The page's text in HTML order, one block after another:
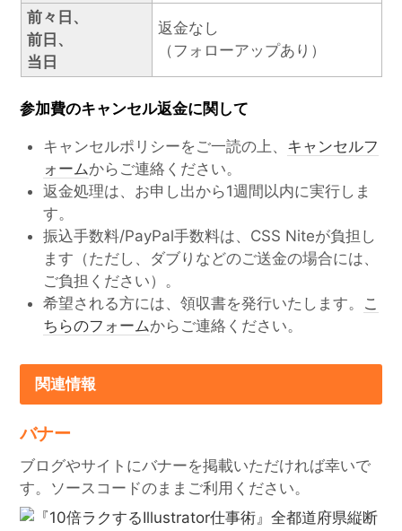
前々日、
前日、
当日
返金なし
（フォローアップあり）
参加費のキャンセル返金に関して
キャンセルポリシーをご一読の上、 キャンセルフ
ォームからご連絡ください。
返金処理は、お申し出から1週間以内に実行しま
す。
振込手数料/PayPal手数料は、CSS Niteが負担し
ます（ただし、ダブりなどのご送金の場合には、
ご負担ください）。
希望される方には、領収書を発行いたします。
こ
ちらのフォームからご連絡ください。
関連情報
バナー
ブログやサイトにバナーを掲載いただければ幸いで
す。ソースコードのままご利用ください。